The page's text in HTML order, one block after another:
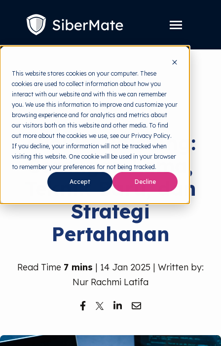
This website stores cookies on your computer. These
cookies are used to collect information about how you
interact with our website and with this we can remember
you. We use this information to improve and customize your
browsing experience and for analytics and metrics about
our visitors both on this website and other media. To find
out more about the cookies we use, see our Privacy Policy.
If you decline, your information will not be tracked when
visiting this website. One cookie will be used in your browser
to remember your preferences for not being tracked.
Accept Decline
Toggle
Layanan
children
for
Layanan
Harga
Resources Toggle
children
for
Resources
Tools Gratis Toggle
children
for
Tools
Tentang
Coba Gratis
back to HRMI
Cyber Threats
Evolusi Phishing:
Serangan Lama,
Teknik Baru, dan
Strategi
Pertahanan
Read Time 7 mins | 14 Jan 2025 | Written by:
Nur Rachmi Latifa